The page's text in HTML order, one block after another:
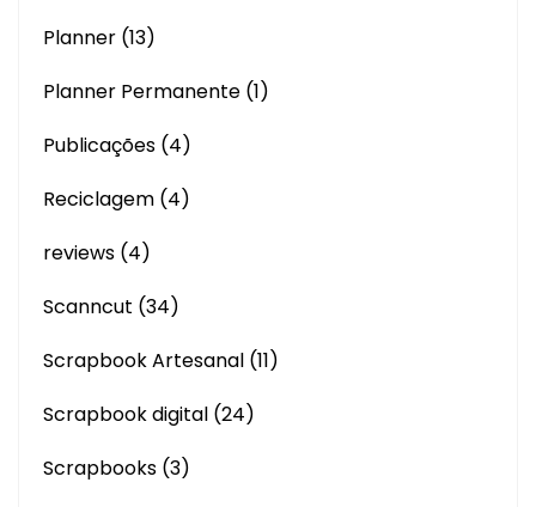
Planner (13)
Planner Permanente (1)
Publicações (4)
Reciclagem (4)
reviews (4)
Scanncut (34)
Scrapbook Artesanal (11)
Scrapbook digital (24)
Scrapbooks (3)